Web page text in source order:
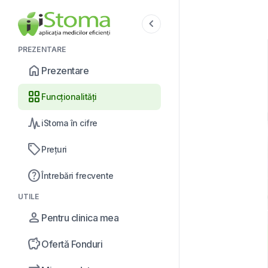
chevron_left
PREZENTARE
home Prezentare
grid_view Funcționalități
planner_reviewiStoma în cifre
sellPrețuri
helpÎntrebări frecvente
UTILE
person Pentru clinica mea
savingsOfertă Fonduri